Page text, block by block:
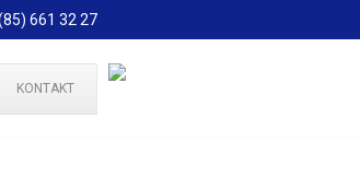
661 32 27
KONTAKT